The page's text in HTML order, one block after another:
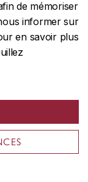
de mémoriser
informer sur
en savoir plus